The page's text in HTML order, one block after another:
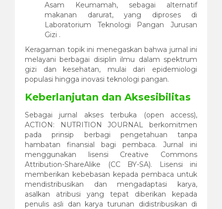
Asam Keumamah, sebagai alternatif
makanan darurat, yang diproses di
Laboratorium Teknologi Pangan Jurusan
Gizi .
Keragaman topik ini menegaskan bahwa jurnal ini
melayani berbagai disiplin ilmu dalam spektrum
gizi dan kesehatan, mulai dari epidemiologi
populasi hingga inovasi teknologi pangan.
Keberlanjutan dan Aksesibilitas
Sebagai jurnal akses terbuka (open access),
ACTION: NUTRITION JOURNAL berkomitmen
pada prinsip berbagi pengetahuan tanpa
hambatan finansial bagi pembaca. Jurnal ini
menggunakan lisensi Creative Commons
Attribution-ShareAlike (CC BY-SA). Lisensi ini
memberikan kebebasan kepada pembaca untuk
mendistribusikan dan mengadaptasi karya,
asalkan atribusi yang tepat diberikan kepada
penulis asli dan karya turunan didistribusikan di